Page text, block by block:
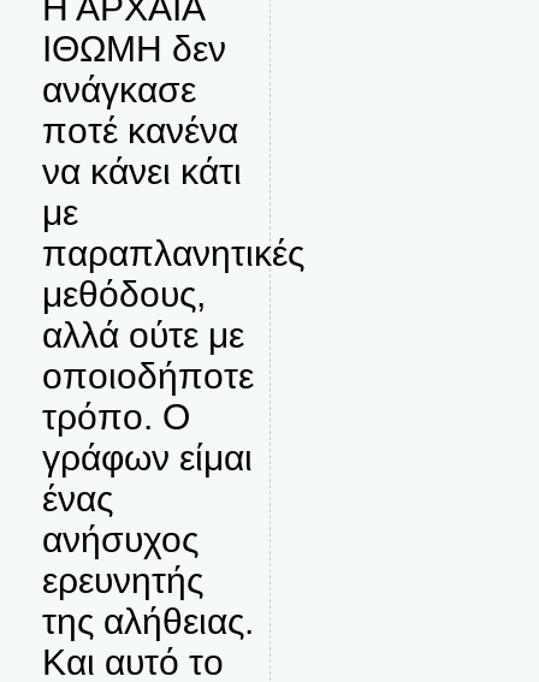
ΙΘΩΜΗ δεν
ανάγκασε
ποτέ κανένα
να κάνει κάτι
με
παραπλανητικές
μεθόδους,
αλλά ούτε με
οποιοδήποτε
τρόπο. Ο
γράφων είμαι
ένας
ανήσυχος
ερευνητής
της αλήθειας.
Και αυτό το